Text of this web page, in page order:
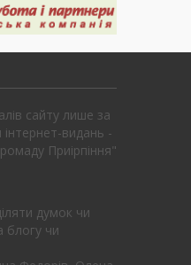
сайту лише за
видань -
Приірпіння"
думок чи
блогу чи